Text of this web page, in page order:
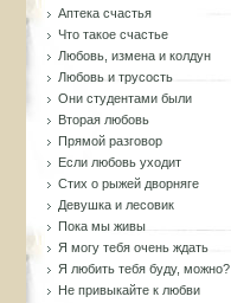
Аптека счастья
Что такое счастье
Любовь, измена и колдун
Любовь и трусость
Они студентами были
Вторая любовь
Прямой разговор
Если любовь уходит
Стих о рыжей дворняге
Девушка и лесовик
Пока мы живы
Я могу тебя очень ждать
Я любить тебя буду, можно?
Не привыкайте к любви